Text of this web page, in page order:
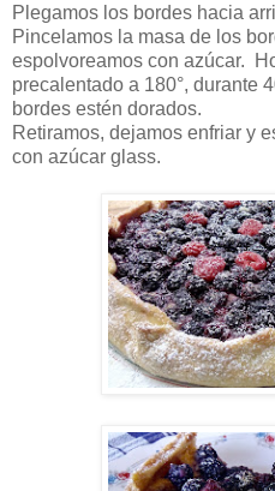
Plegamos los bordes hacia
Pincelamos la masa de los
espolvoreamos con azúcar.
precalentado a 180°, durante
bordes estén dorados.
Retiramos, dejamos enfriar y
con azúcar glass.